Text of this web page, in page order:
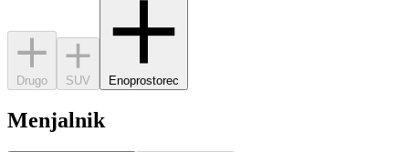
Drugo SUV Enoprostorec
Menjalnik